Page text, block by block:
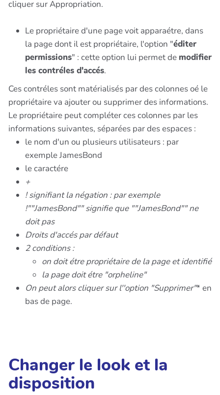
cliquer sur Appropriation.
Le propriétaire d'une page voit apparaétre, dans
la page dont il est propriétaire, l'option "éditer
permissions" : cette option lui permet de modifier
les contréles d'accés.
Ces contréles sont matérialisés par des colonnes oé le
propriétaire va ajouter ou supprimer des informations.
Le propriétaire peut compléter ces colonnes par les
informations suivantes, séparées par des espaces :
le nom d'un ou plusieurs utilisateurs : par
exemple JamesBond
le caractére
+
!signifiant la négation : par exemple
!""JamesBond"" signifie que ""JamesBond""ne
doit pas
Droits d'accés par défaut
2 conditions :
on doit étre propriétairede la page etidentifié
la page doit étre "orpheline"
On peut alors cliquer sur l''option "Supprimer"* en
bas de page.
Changer le look et la
disposition